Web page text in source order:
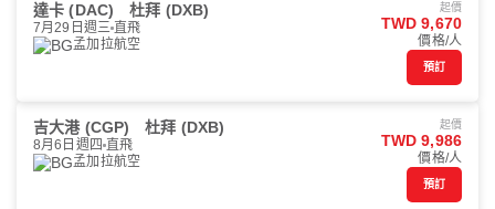
達卡 (DAC) 杜拜 (DXB)
7月29日週三 直飛
孟加拉航空
起價
TWD 9,670
價格/人
預訂
吉大港 (CGP) 杜拜 (DXB)
8月6日週四 直飛
孟加拉航空
起價
TWD 9,986
價格/人
預訂